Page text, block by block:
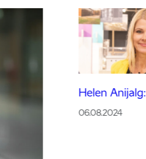
Helen Anijalg:
06.08.2024